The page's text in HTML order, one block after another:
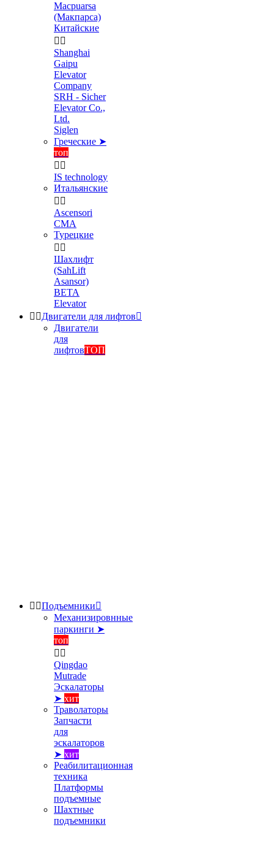
Macpuarsa
(Макпарса)
Китайские
 
Shanghai
Gaipu
Elevator
Company
SRH - Sicher
Elevator Co.,
Ltd.
Siglen
Греческие ➤
топ
 
IS technology
Итальянские
 
Ascensori
CMA
Турецкие
 
Шахлифт
(SahLift
Asansor)
BETA
Elevator
 Двигатели для лифтов
Двигатели
для
лифтовТОП
 Подъемники
Механизировнные
паркинги ➤
топ
 
Qingdao
Mutrade
Эскалаторы
➤ хит
Траволаторы
Запчасти
для
эскалаторов
➤ хит
Реабилитационная
техника
Платформы
подъемные
Шахтные
подъемники